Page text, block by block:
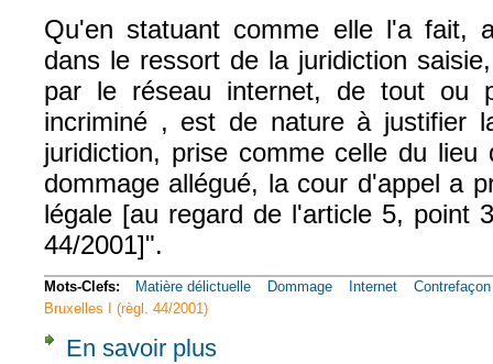
Qu'en statuant comme elle l'a fait,
dans le ressort de la juridiction
par le réseau internet, de tout ou
incriminé , est de nature à justifier
juridiction, prise comme celle du lieu
dommage allégué, la cour d'appel a
légale [au regard de l'article 5, point
44/2001]".
Mots-Clefs: Matière délictuelle Dommage Internet
Contrefaçon
Bruxelles I (règl. 44/2001)
En savoir plus